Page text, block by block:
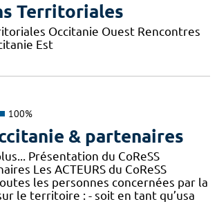
Territoriales
Occitanie Ouest Rencontres
Est
100%
& partenaires
Présentation du CoReSS
Les ACTEURS du CoReSS
les personnes concernées par la
le territoire : - soit en tant qu’usa